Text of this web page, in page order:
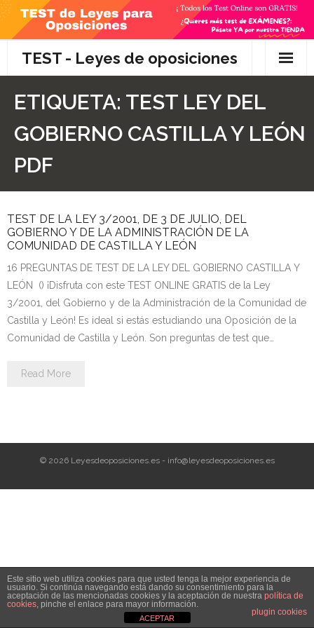
Skip
content
TEST - Leyes de oposiciones
Preguntas
- Qué es la competencia administrativa
- ¿Es PRECEPTIVO el Recurso de Alzada? ¿Y
POTESTATIVO, FACULTATIVO?
- Diferencia entre Personalidad Jurídica PLENA y
Personalidad Jurídica PROPIA
CONVOCATORIAS
2025
- OPOSICIÓN Gestión Procesal, turno libre – 2025
ETIQUETA: TEST LEY DEL
GOBIERNO CASTILLA Y LEÓN
PDF
TEST DE LA LEY 3/2001, DE 3 DE JULIO, DEL
GOBIERNO Y DE LA ADMINISTRACIÓN DE LA
COMUNIDAD DE CASTILLA Y LEÓN
16 PREGUNTAS DE TEST DE LA LEY DEL GOBIERNO CASTILLA Y
LEÓN () ¡Disfruta con este TEST ONLINE GRATIS de la Ley
3/2001, del Gobierno y de la Administración de la Comunidad de
Castilla y León! Es ideal si estás estudiando una Oposición de la
Comunidad de Castilla y León. Son preguntas de test que…
Read More
© 2026 Leyesdeoposiciones.es - info@leyesdeoposiciones.es
Este sitio web utiliza cookies para que usted tenga la mejor experiencia de
usuario. Si continúa navegando está dando su consentimiento para la
aceptación de las mencionadas cookies y la aceptación de nuestra política de
cookies, pinche el enlace para mayor información.
plugin cookies
ACEPTAR